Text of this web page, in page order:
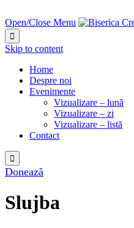
Open/Close Menu

Skip to content
Home
Despre noi
Evenimente
Vizualizare – lună
Vizualizare – zi
Vizualizare – listă
Contact

Donează
Slujba